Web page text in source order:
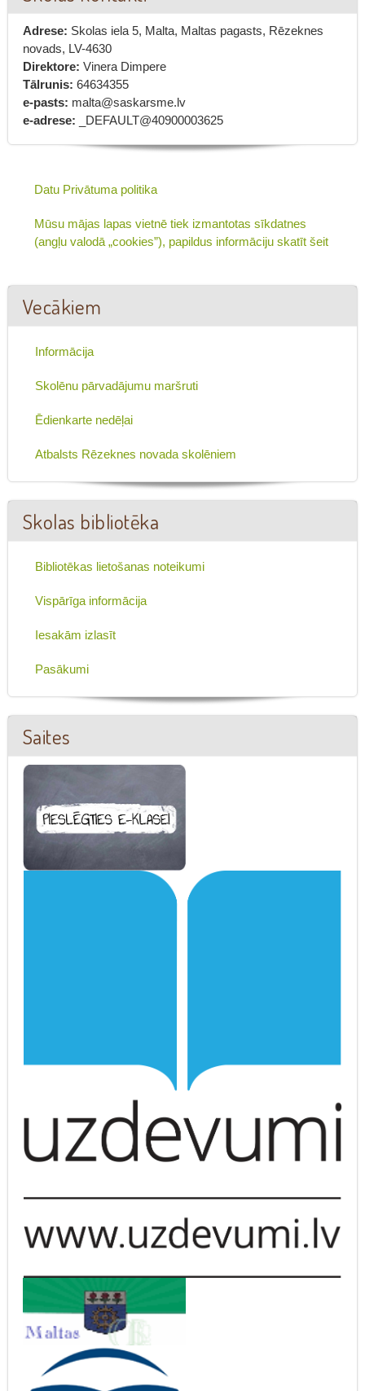
Adrese: Skolas iela 5, Malta, Maltas pagasts, Rēzeknes
novads, LV-4630
Direktore: Vinera Dimpere
Tālrunis: 64634355
e-pasts: malta@saskarsme.lv
e-adrese: _DEFAULT@40900003625
Datu Privātuma politika
Mūsu mājas lapas vietnē tiek izmantotas sīkdatnes
(angļu valodā „cookies”), papildus informāciju skatīt šeit
Vecākiem
Informācija
Skolēnu pārvadājumu maršruti
Ēdienkarte nedēļai
Atbalsts Rēzeknes novada skolēniem
Skolas bibliotēka
Bibliotēkas lietošanas noteikumi
Vispārīga informācija
Iesakām izlasīt
Pasākumi
Saites